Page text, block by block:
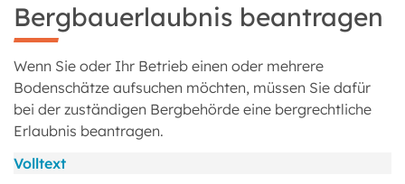
Bergbauerlaubnis beantragen
Wenn Sie oder Ihr Betrieb einen oder mehrere
Bodenschätze aufsuchen möchten, müssen Sie dafür
bei der zuständigen Bergbehörde eine bergrechtliche
Erlaubnis beantragen.
Volltext